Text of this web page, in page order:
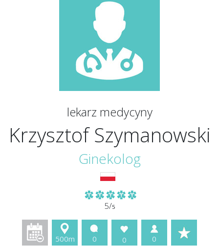
lekarz medycyny
Krzysztof Szymanowski
Ginekolog
5/5
500m 0 0 0